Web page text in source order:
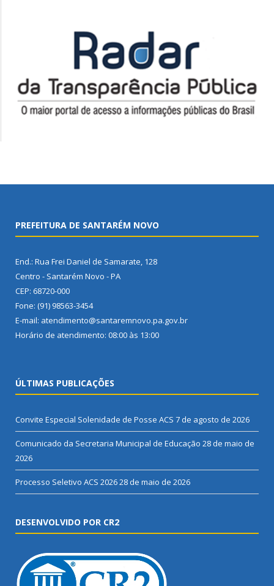
PREFEITURA DE SANTARÉM NOVO
End.: Rua Frei Daniel de Samarate, 128
Centro - Santarém Novo - PA
CEP: 68720-000
Fone: (91) 98563-3454
E-mail: atendimento@santaremnovo.pa.gov.br
Horário de atendimento: 08:00 às 13:00
ÚLTIMAS PUBLICAÇÕES
Convite Especial Solenidade de Posse ACS 7 de agosto de 2026
Comunicado da Secretaria Municipal de Educação 28 de maio de
2026
Processo Seletivo ACS 202628 de maio de 2026
DESENVOLVIDO POR CR2